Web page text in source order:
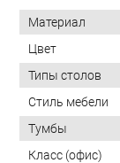
Материал
Цвет
Типы столов
Стиль мебели
Тумбы
Класс (офис)